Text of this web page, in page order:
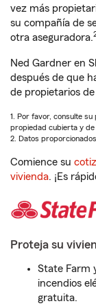
vez más
su compañía de
otra aseguradora.
Ned Gardner en
después de que
de propietarios de
1. Por favor, consulte
propiedad cubierta y de
2. Datos
Comience su
vivienda. ¡Es
Proteja su
State Farm
incendios
gratuita.